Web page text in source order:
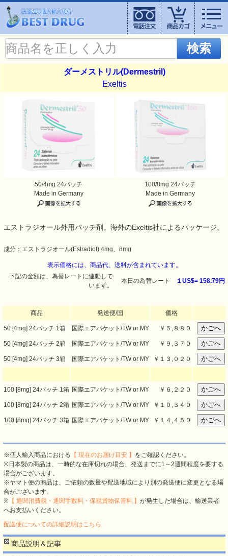
検索
ダーメストリル(Dermestril)
Exeltis
50/4mg 24パッチ
Made in Germany
100/8mg 24パッチ
Made in Germany
エストラジオール外用パッチ剤。海外のExeltis社によるパッケージ。
成分：エストラジオール(Estradiol) 4mg、8mg
表示価格には、商品代、送料が含まれています。
下記の金額は、為替レートに連動して
います。
本日の為替レート １US$= 158.79円
商品 発送便/国 価格
50 [4mg] 24パッチ 1箱 国際エアパケット/TW or MY ￥ ５,８８０
50 [4mg] 24パッチ 2箱 国際エアパケット/TW or MY ￥ ９,３７０
50 [4mg] 24パッチ 3箱 国際エアパケット/TW or MY ￥ １３,０２０
100 [8mg] 24パッチ 1箱 国際エアパケット/TW or MY ￥ ６,２２０
100 [8mg] 24パッチ 2箱 国際エアパケット/TW or MY ￥ １０,３４０
100 [8mg] 24パッチ 3箱 国際エアパケット/TW or MY ￥ １４,４５０
※個人輸入商品における 【 現在のお届け目安 】 をご確認ください。
※日本製の商品は、一時的な在庫切れの場合、発送までに1～2週間程度を要する
場合がございます。
※ヤマト便の商品は、ご依頼の数量や配送地域により別の発送便に変更となる場
合がございます。
※ 【 通関消費税・通関手数料・保税貨物保管料 】 が発生した場合は、輸送業者
へお支払いください。
配送便についての詳細説明はこちら
商品説明＆記事